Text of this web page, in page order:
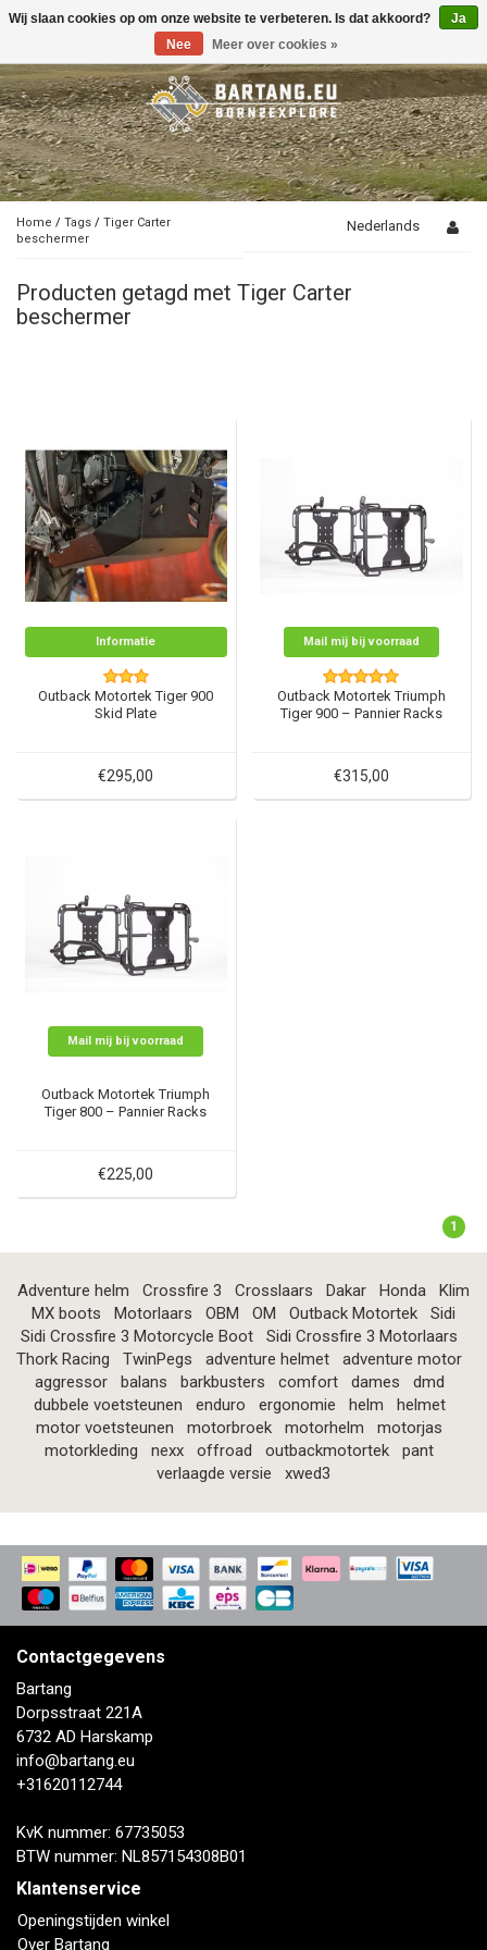
Toggle
Home / Tags / Tiger Carter
beschermer
Nederlands
Producten getagd met Tiger Carter
beschermer
Informatie
Outback Motortek Tiger 900
Skid Plate
€295,00
Mail mij bij voorraad
Outback Motortek Triumph
Tiger 900 – Pannier Racks
€315,00
Mail mij bij voorraad
Outback Motortek Triumph
Tiger 800 – Pannier Racks
€225,00
1
Adventure helm Crossfire 3 Crosslaars Dakar Honda
Klim
MX boots
Motorlaars OBM OM Outback Motortek
Sidi
Sidi Crossfire 3 Motorcycle Boot
Sidi Crossfire 3 Motorlaars
Thork Racing
TwinPegs adventure helmet
adventure motor
aggressor
balans barkbusters comfort dames
dmd
dubbele voetsteunen
enduro ergonomie helm
helmet
motor voetsteunen
motorbroek motorhelm
motorjas
motorkleding
nexx offroad outbackmotortek
pant
verlaagde versie
xwed3
Contactgegevens
Bartang
Dorpsstraat 221A
6732 AD Harskamp
info@bartang.eu
+31620112744
KvK nummer: 67735053
BTW nummer: NL857154308B01
Klantenservice
Openingstijden winkel
Over Bartang
Wij slaan cookies op om onze website te verbeteren. Is dat akkoord?
Ja
Nee
Meer over cookies »